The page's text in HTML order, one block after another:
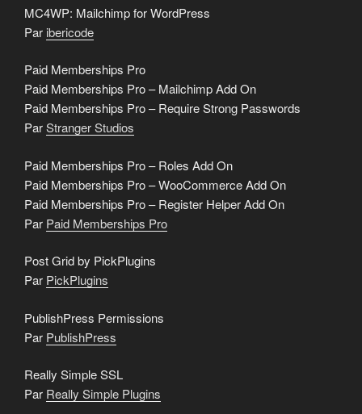
MC4WP: Mailchimp for WordPress
Par ibericode
Paid Memberships Pro
Paid Memberships Pro – Mailchimp Add On
Paid Memberships Pro – Require Strong Passwords
ParStranger Studios
Paid Memberships Pro – Roles Add On
Paid Memberships Pro – WooCommerce Add On
Paid Memberships Pro – Register Helper Add On
Par Paid Memberships Pro
Post Grid by PickPlugins
Par PickPlugins
PublishPress Permissions
Par PublishPress
Really Simple SSL
Par Really Simple Plugins